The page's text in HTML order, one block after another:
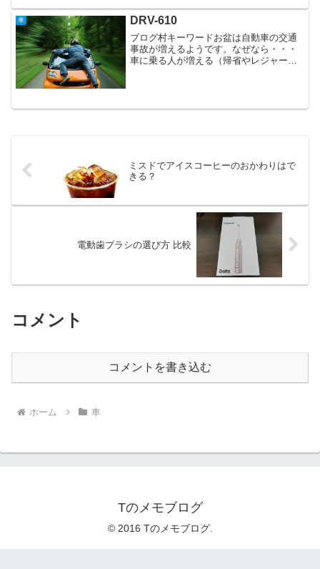
ていた方法がドンピシャでした→ムーブ
MOVE L150のキ...
車 DRV-610
ブログ村キーワードお盆は自動車の交通
事故が増えるようです。なぜなら・・・
車に乗る人が増える（帰省やレジャー
がスピード超過で車ごとダイ...
ミスドでアイスコーヒーのおかわりはで
きる？
電動歯ブラシの選び方 比較
コメント
コメントを書き込む
ホーム 車
Tのメモブログ
© 2016 Tのメモブログ.